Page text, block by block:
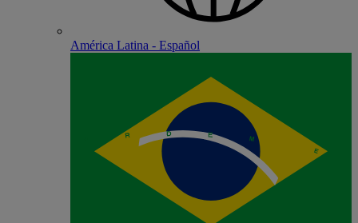
América Latina - Español